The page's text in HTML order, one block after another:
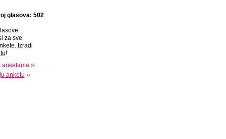
glasova: 502
za sve
Izradi
!
anketama
anketu